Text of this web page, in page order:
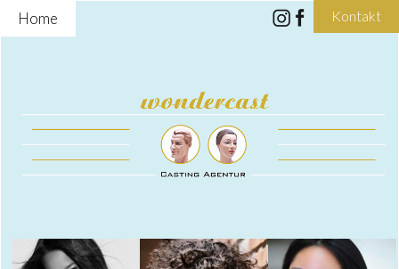
Home Kontakt